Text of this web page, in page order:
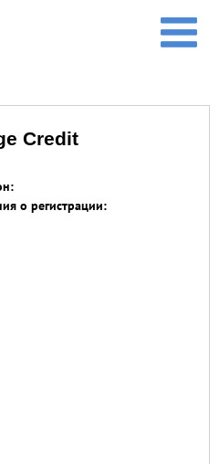
Credit
о регистрации: